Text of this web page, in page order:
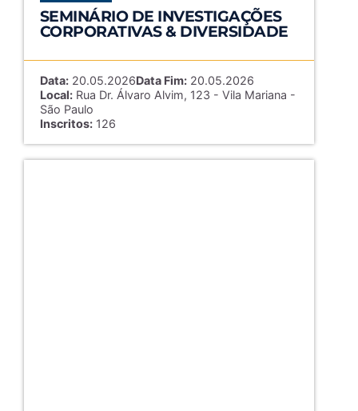
SEMINÁRIO DE INVESTIGAÇÕES
CORPORATIVAS & DIVERSIDADE
Data:20.05.2026Data Fim:20.05.2026
Local:Rua Dr. Álvaro Alvim, 123 - Vila Mariana -
São Paulo
Inscritos:126